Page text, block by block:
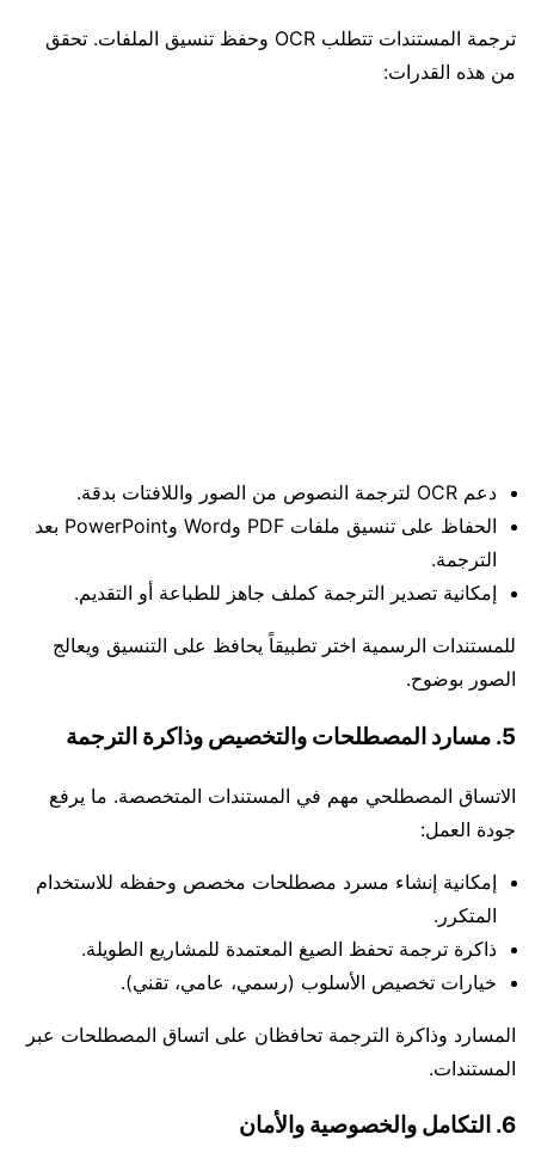
ترجمة المستندات تتطلب OCR وحفظ تنسيق الملفات. تحقق
من هذه القدرات:
دعم OCR لترجمة النصوص من الصور واللافتات بدقة.
الحفاظ على تنسيق ملفات PDF وWord وPowerPoint بعد
الترجمة.
إمكانية تصدير الترجمة كملف جاهز للطباعة أو التقديم.
للمستندات الرسمية اختر تطبيقاً يحافظ على التنسيق ويعالج
الصور بوضوح.
5. مسارد المصطلحات والتخصيص وذاكرة الترجمة
الاتساق المصطلحي مهم في المستندات المتخصصة. ما يرفع
جودة العمل:
إمكانية إنشاء مسرد مصطلحات مخصص وحفظه للاستخدام
المتكرر.
ذاكرة ترجمة تحفظ الصيغ المعتمدة للمشاريع الطويلة.
خيارات تخصيص الأسلوب (رسمي، عامي، تقني).
المسارد وذاكرة الترجمة تحافظان على اتساق المصطلحات عبر
المستندات.
6. التكامل والخصوصية والأمان